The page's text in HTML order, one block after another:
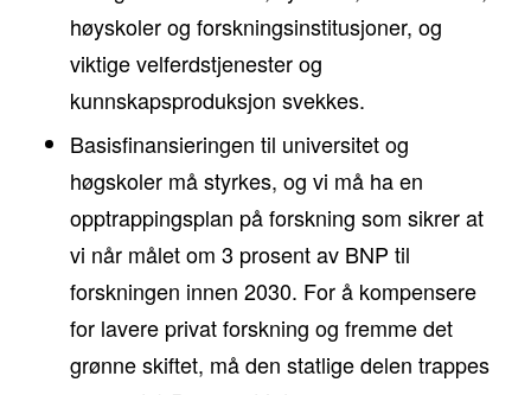
høyskoler og forskningsinstitusjoner, og
viktige velferdstjenester og
kunnskapsproduksjon svekkes.
Basisfinansieringen til universitet og
høgskoler må styrkes, og vi må ha en
opptrappingsplan på forskning som sikrer at
vi når målet om 3 prosent av BNP til
forskningen innen 2030. For å kompensere
for lavere privat forskning og fremme det
grønne skiftet, må den statlige delen trappes